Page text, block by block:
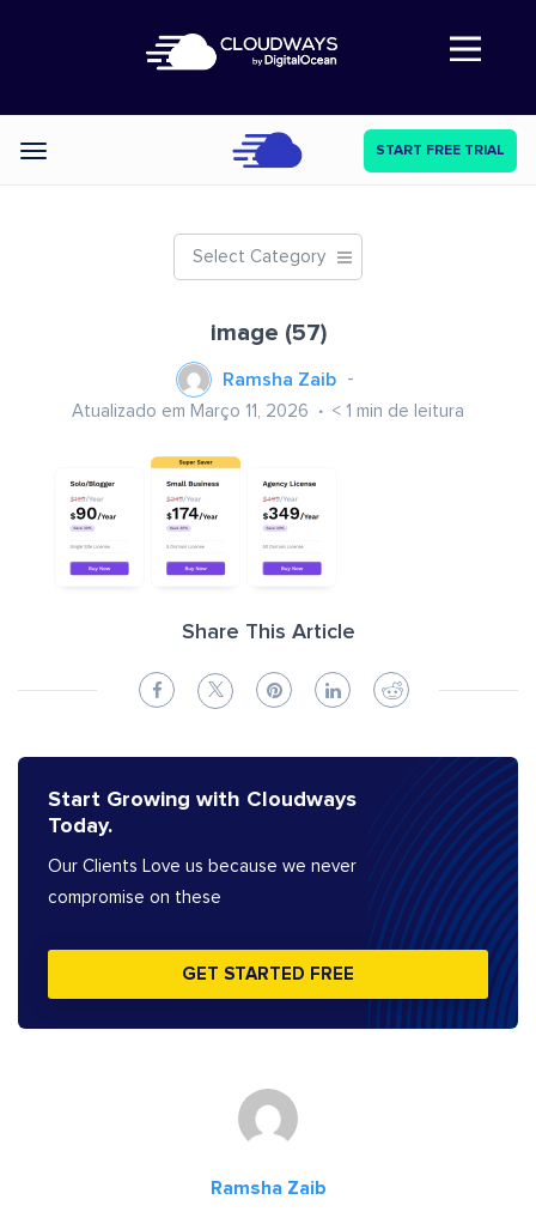
Abre a navegação
Categories START FREE TRIAL
Select Category
image (57)
Ramsha Zaib
Atualizado em Março 11, 2026 < 1 min de leitura
Share This Article
Start Growing with Cloudways
Today.
Our Clients Love us because we never
compromise on these
GET STARTED FREE
Ramsha Zaib